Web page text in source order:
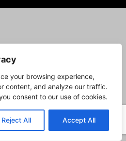
your browsing experience,
content, and analyze our traffic.
consent to our use of cookies.
Reject All Accept All